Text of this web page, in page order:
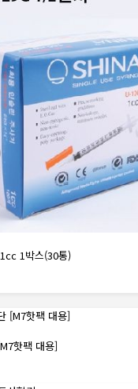
1박스(30통)
핫팩 대용]